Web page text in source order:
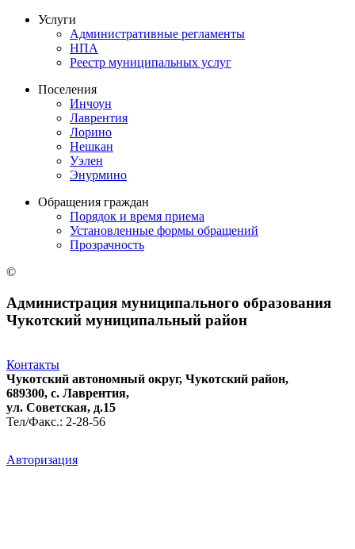
Услуги
Административные регламенты
НПА
Реестр муниципальных услуг
Поселения
Инчоун
Лаврентия
Лорино
Нешкан
Уэлен
Энурмино
Обращения граждан
Порядок и время приема
Установленные формы обращений
Прозрачность
©
Администрация муниципального образования
Чукотский муниципальный район
Контакты
Чукотский автономный округ, Чукотский район,
689300, с. Лаврентия,
ул. Советская, д.15
Тел/Факс.: 2-28-56
Авторизация